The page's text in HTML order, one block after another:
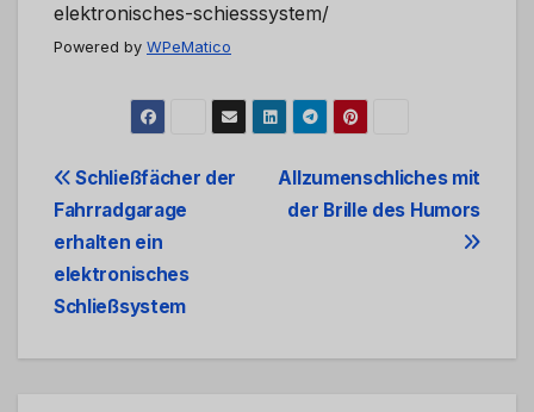
elektronisches-schiesssystem/
Powered by WPeMatico
Beitrags-
Navigation
Allzumenschliches mit
der Brille des Humors
Schließfächer der
Fahrradgarage
erhalten ein
elektronisches
Schließsystem